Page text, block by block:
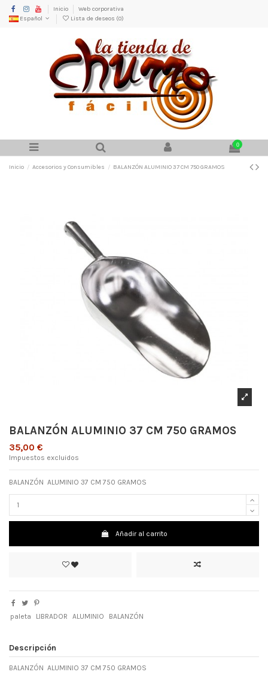
Inicio
Web corporativa
Español
Lista de deseos (0)
0
Inicio Accesorios y Consumibles BALANZÓN ALUMINIO 37 CM 750 GRAMOS
BALANZÓN ALUMINIO 37 CM 750 GRAMOS
35,00 €
Impuestos excluidos
BALANZÓN ALUMINIO 37 CM 750 GRAMOS
Añadir al carrito
paleta LIBRADOR ALUMINIO BALANZÓN
Descripción
BALANZÓN ALUMINIO 37 CM 750 GRAMOS